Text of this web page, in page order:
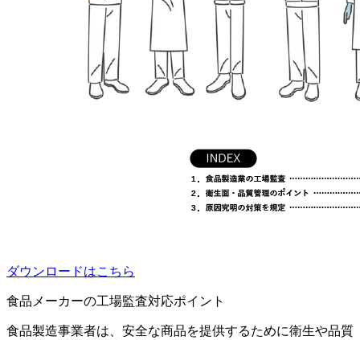
ダウンロードはこちら
食品メーカーの工場監査対応ポイント
食品製造事業者は、安全な商品を提供するために衛生や品質